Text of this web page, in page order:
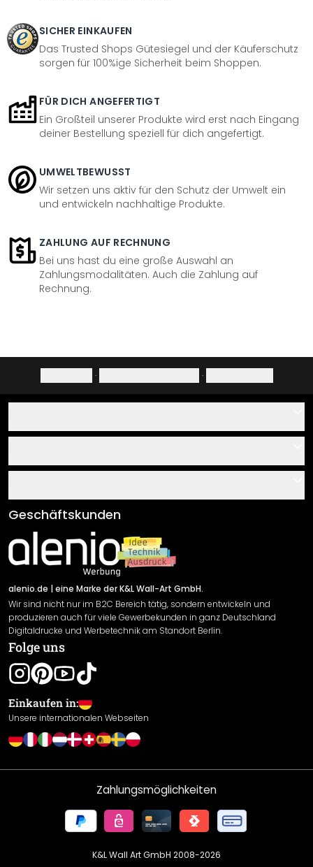
SICHER EINKAUFEN
Das Trusted Shops Gütesiegel und der Käuferschutz
sorgen für 100%ige Sicherheit beim Shoppen.
FÜR DICH ANGEFERTIGT
Ein Großteil unserer Produkte wird erst nach Eingang
deiner Bestellung speziell für dich angefertigt.
UMWELTBEWUSST
Wir setzen uns aktiv für den Schutz der Umwelt ein
und entwickeln nachhaltige Produkte.
ZAHLUNG AUF RECHNUNG
Bei uns hast du eine große Auswahl an
Zahlungsmodalitäten. Auch die Zahlung auf
Rechnung.
· ·
Über uns
Klebe- und Montageanleitungen
Newsletter An-/Abmeldung
Sendungsverfolgung
AGB
Impressum
Versand & Zahlung
Rücksendung
Widerrufsrecht
Datenschutzerklärung
Gewährleistung
Leistungserklärung / CE-Zeichen
Cookie Einstellungen
Geschäftskunden
alenio.de | eine Marke der K&L Wall-Art GmbH.
Wir sind nicht nur im B2C Bereich tätig, sondern entwickeln und
produzieren auch für viele Gewerbekunden in ganz Deutschland
Digitaldrucke und Werbetechnik am Standort Berlin.
Folge uns
Einkaufen in:
Unsere internationalen Webseiten
Zahlungsmöglichkeiten
K&L Wall Art GmbH 2008-2026